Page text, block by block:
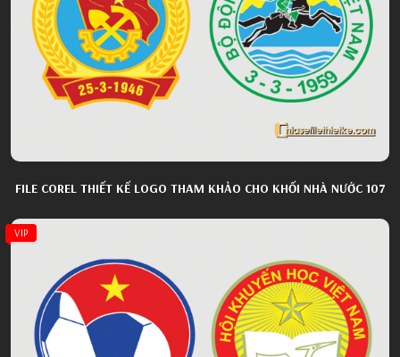
FILE COREL THIẾT KẾ LOGO THAM KHẢO CHO KHỐI NHÀ NƯỚC 107
VIP